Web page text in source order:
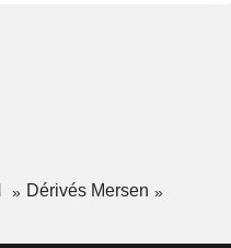
Dérivés Mersen